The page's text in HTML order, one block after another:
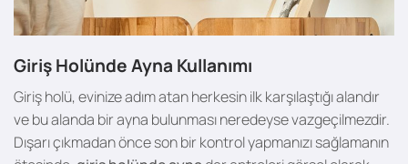
Giriş Holünde Ayna Kullanımı
Giriş holü, evinize adım atan herkesin ilk karşılaştığı alandır
ve bu alanda bir ayna bulunması neredeyse vazgeçilmezdir.
Dışarı çıkmadan önce son bir kontrol yapmanızı sağlamanın